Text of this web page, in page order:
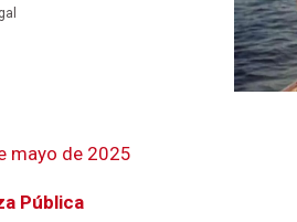
mayo de 2025
Pública